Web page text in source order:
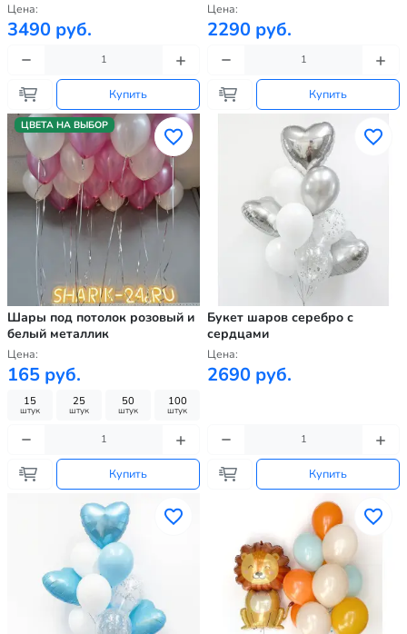
Цена:
3490 руб.
Купить
Цена:
2290 руб.
Купить
ЦВЕТА НА ВЫБОР
Шары под потолок розовый и
белый металлик
Цена:
165 руб.
15
штук
25
штук
50
штук
100
штук
Купить
Букет шаров серебро с
сердцами
Цена:
2690 руб.
Купить